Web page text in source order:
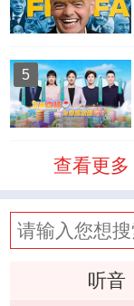
5
查看更多
听音